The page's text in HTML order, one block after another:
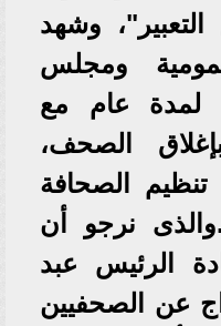
وشهد
ومجلس
ورفضه لمدة عام مع
الصحف،
تنظيم الصحافة
رقم 96 لسنة 1996.والذى نرجو أن
الرئيس عبد
عن الصحفيين